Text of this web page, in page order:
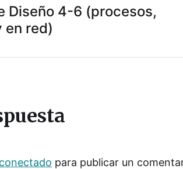
Diseño 4-6 (procesos,
en red)
conectado para publicar un